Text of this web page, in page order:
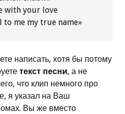
with your love
to me my true name»
написать, хотя бы потому
текст песни, а не
что клип немного про
я указал на Ваш
Вы же вместо